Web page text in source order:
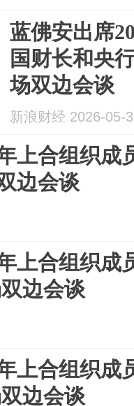
蓝佛安出席
国财长和央
场双边会谈
新浪财经 2026-05-
上合组织成
边会谈
上合组织成
边会谈
上合组织成
边会谈